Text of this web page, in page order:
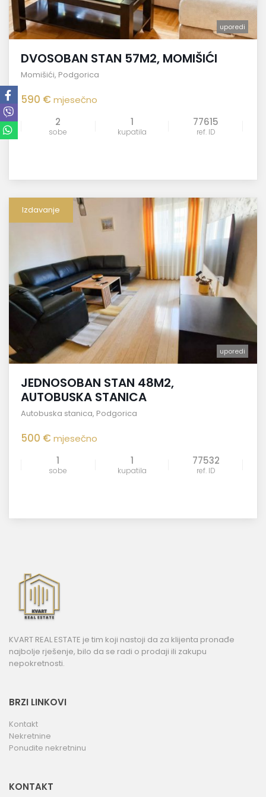
uporedi
DVOSOBAN STAN 57M2, MOMIŠIĆI
Momišići, Podgorica
590 €mjesečno
2
sobe
1
kupatila
77615
ref. ID
Izdavanje
uporedi
JEDNOSOBAN STAN 48M2,
AUTOBUSKA STANICA
Autobuska stanica, Podgorica
500 €mjesečno
1
sobe
1
kupatila
77532
ref. ID
KVART REAL ESTATE je tim koji nastoji da za klijenta pronađe
najbolje rješenje, bilo da se radi o prodaji ili zakupu
nepokretnosti.
BRZI LINKOVI
Kontakt
Nekretnine
Ponudite nekretninu
KONTAKT